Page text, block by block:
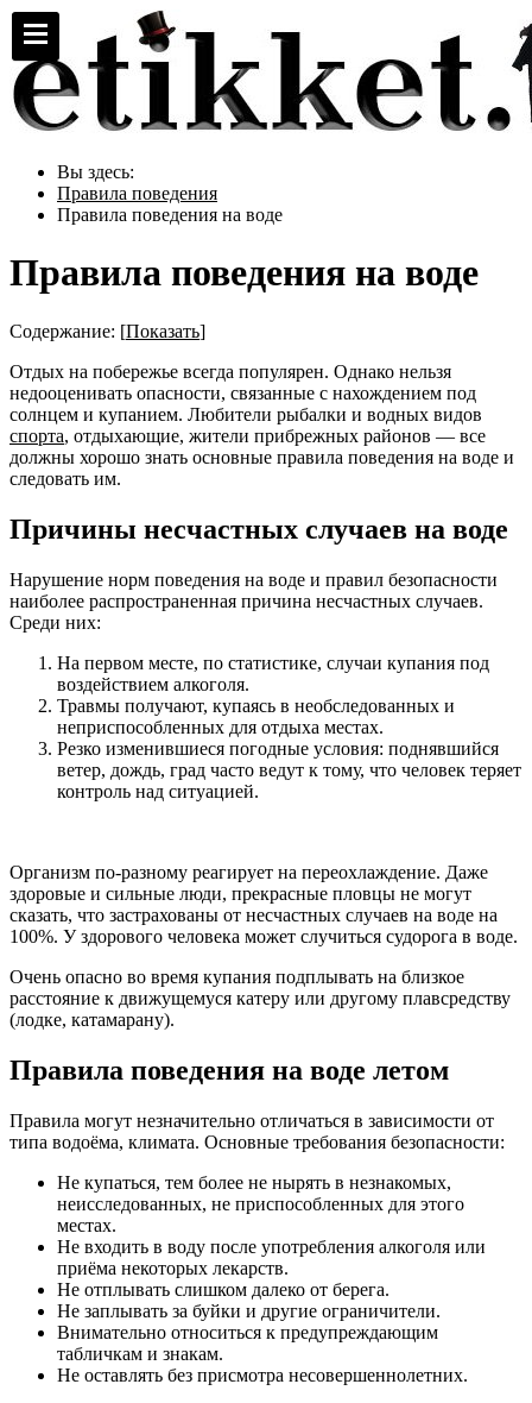
Вы здесь:
Правила поведения
Правила поведения на воде
Правила поведения на воде
Содержание: [Показать]
Отдых на побережье всегда популярен. Однако нельзя
недооценивать опасности, связанные с нахождением под
солнцем и купанием. Любители рыбалки и водных видов
спорта, отдыхающие, жители прибрежных районов — все
должны хорошо знать основные правила поведения на воде и
следовать им.
Причины несчастных случаев на воде
Нарушение норм поведения на воде и правил безопасности
наиболее распространенная причина несчастных случаев.
Среди них:
На первом месте, по статистике, случаи купания под
воздействием алкоголя.
Травмы получают, купаясь в необследованных и
неприспособленных для отдыха местах.
Резко изменившиеся погодные условия: поднявшийся
ветер, дождь, град часто ведут к тому, что человек теряет
контроль над ситуацией.
Организм по-разному реагирует на переохлаждение. Даже
здоровые и сильные люди, прекрасные пловцы не могут
сказать, что застрахованы от несчастных случаев на воде на
100%. У здорового человека может случиться судорога в воде.
Очень опасно во время купания подплывать на близкое
расстояние к движущемуся катеру или другому плавсредству
(лодке, катамарану).
Правила поведения на воде летом
Правила могут незначительно отличаться в зависимости от
типа водоёма, климата. Основные требования безопасности:
Не купаться, тем более не нырять в незнакомых,
неисследованных, не приспособленных для этого
местах.
Не входить в воду после употребления алкоголя или
приёма некоторых лекарств.
Не отплывать слишком далеко от берега.
Не заплывать за буйки и другие ограничители.
Внимательно относиться к предупреждающим
табличкам и знакам.
Не оставлять без присмотра несовершеннолетних.